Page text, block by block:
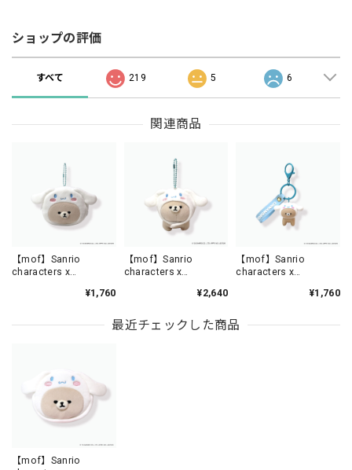
ショップの評価
すべて 219 5 6
関連商品
【mof】Sanrio
characters x
しミニポーチチャーム
ーランドドワーフ /
¥1,760
【mof】Sanrio
characters x
しマスコットチャーム
ーランドドワーフ
¥2,640
【mof】Sanrio
characters x
しPVCキーホルダー
ーランドドワーフ /
¥1,760
最近チェックした商品
【mof】Sanrio